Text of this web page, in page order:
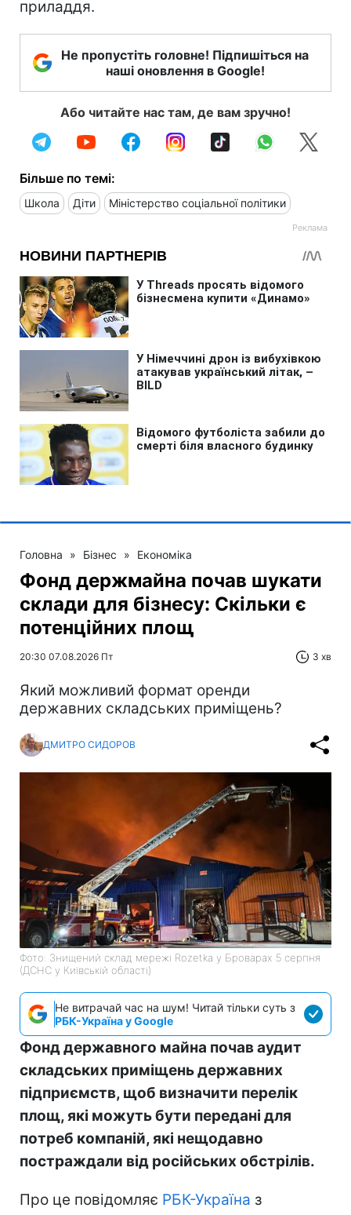
приладдя.
Не пропустіть головне! Підпишіться на
наші оновлення в Google!
Або читайте нас там, де вам зручно!
Більше по темі:
Школа Діти Міністерство соціальної політики
Головна » Бізнес » Економіка
Фонд держмайна почав шукати
склади для бізнесу: Скільки є
потенційних площ
20:30 07.08.2026 Пт 3 хв
Який можливий формат оренди
державних складських приміщень?
ДМИТРО СИДОРОВ
Фото: Знищений склад мережі Rozetka у Броварах 5 серпня
(ДСНС у Київській області)
Не витрачай час на шум! Читай тільки суть з
РБК-Україна у Google
Фонд державного майна почав аудит
складських приміщень державних
підприємств, щоб визначити перелік
площ, які можуть бути передані для
потреб компаній, які нещодавно
постраждали від російських обстрілів.
Про це повідомляє РБК-Україна з